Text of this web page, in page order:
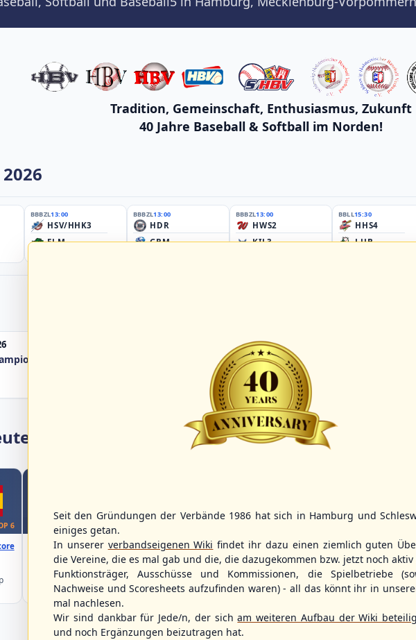
Tradition, Gemeinschaft, Enthusiasmus, Zukunft
40 Jahre Baseball & Softball im Norden!
BBBZL13:00
HSV/HHK3
ELM
BBBZL13:00
HDR
GBM
BBBZL13:00
HWS2
KIL3
BBLL15:30
HHS4
LUB
B Pool 2026 - Group Germany
6 WBSC Europe
16:00 Uhr(€) Box-Score
Poland vs. Lithuania
U-23 Baseball European
Championship B Pool 2026 - Group
Germany
12:00 Uhr(€) Box-Score
Denmark vs. Sweden
U-23 Baseball European
Championship B Pool 2026 - Group
Germany
WBSC Europe
11:30 Uhr(€)
Slovakia vs.
U-23 Baseball
Championship B
Spain
Seit den Gründungen der Verbände 1986 hat sich in Hamburg und
einiges getan.
In unserer verbandseigenen Wiki findet ihr dazu einen ziemlich guten
die Vereine, die es mal gab und die, die dazugekommen bzw. jetzt noch aktiv
Funktionsträger, Ausschüsse und Kommissionen, die Spielbetriebe
Nachweise und Scoresheets aufzufinden waren) - all das könnt ihr in
mal nachlesen.
Wir sind dankbar für Jede/n, der sicham weiteren Aufbau der Wiki
und noch Ergänzungen beizutragen hat.